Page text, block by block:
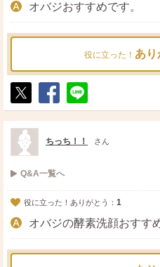
オバジおすすめです。
役に立った！ あり
ポ
ス
ト
シ
ェ
送
る
ちっち！！ さん
Q&A一覧へ
役に立った！ありがとう： 1
オバジの酵素洗顔おすす